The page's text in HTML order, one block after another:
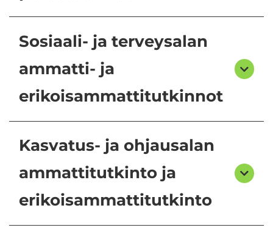
Sosiaali- ja terveysalan
ammatti- ja
erikoisammattitutkinnot
Kasvatus- ja ohjausalan
ammattitutkinto ja
erikoisammattitutkinto